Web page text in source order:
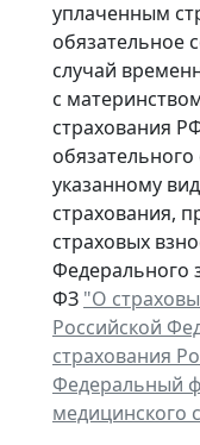
уплаченным
обязательное
случай
с
страхования
указанному
страхования,
страховых
Федерального
ФЗ "О
Российской
страхования
Федеральный
медицинского